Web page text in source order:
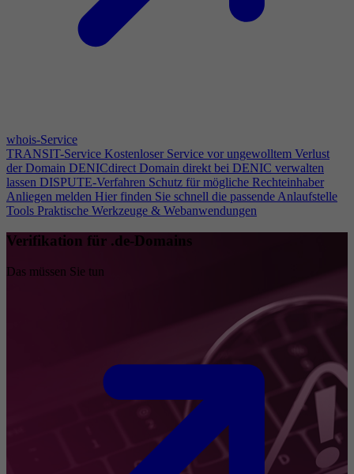
whois-Service
TRANSIT-Service Kostenloser Service vor ungewolltem Verlust
der Domain DENICdirect Domain direkt bei DENIC verwalten
lassen DISPUTE-Verfahren Schutz für mögliche Rechteinhaber
Anliegen melden Hier finden Sie schnell die passende Anlaufstelle
Tools Praktische Werkzeuge & Webanwendungen
Verifikation für .de-Domains
Das müssen Sie tun